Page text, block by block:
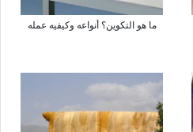
ما هو التکوین؟ أنواعه وکیفیه عمله